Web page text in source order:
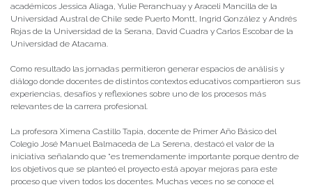
académicos Jessica Aliaga, Yulie Peranchuay y Araceli Mancilla de la
Universidad Austral de Chile sede Puerto Montt, Ingrid González y Andrés
Rojas de la Universidad de la Serana, David Cuadra y Carlos Escobar de la
Universidad de Atacama.
Como resultado las jornadas permitieron generar espacios de análisis y
diálogo donde docentes de distintos contextos educativos compartieron sus
experiencias, desafíos y reflexiones sobre uno de los procesos más
relevantes de la carrera profesional.
La profesora Ximena Castillo Tapia, docente de Primer Año Básico del
Colegio José Manuel Balmaceda de La Serena, destacó el valor de la
iniciativa señalando que “es tremendamente importante porque dentro de
los objetivos que se planteó el proyecto está apoyar mejoras para este
proceso que viven todos los docentes. Muchas veces no se conoce el